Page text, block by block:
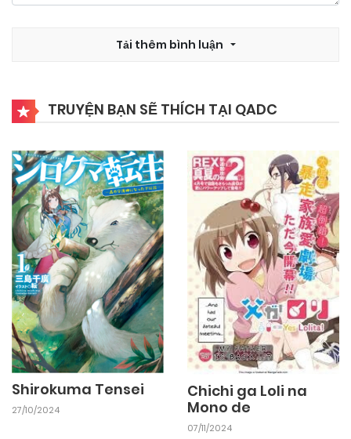
Tải thêm bình luận
TRUYỆN BẠN SẼ THÍCH TẠI QADC
Shirokuma Tensei
27/10/2024
Chichi ga Loli na
Mono de
07/11/2024